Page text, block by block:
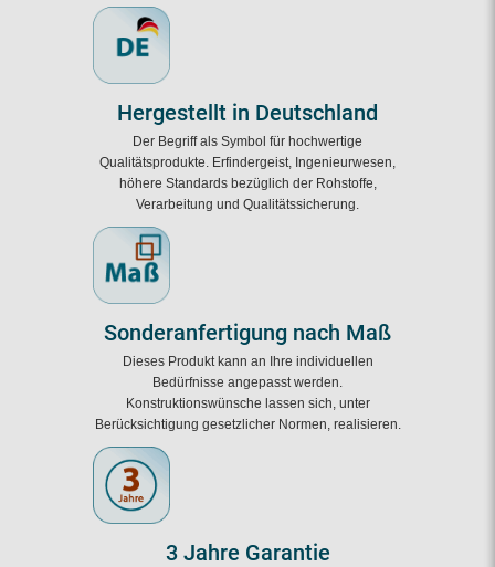
Hergestellt in Deutschland
Der Begriff als Symbol für hochwertige
Qualitätsprodukte. Erfindergeist, Ingenieurwesen,
höhere Standards bezüglich der Rohstoffe,
Verarbeitung und Qualitätssicherung.
Sonderanfertigung nach Maß
Dieses Produkt kann an Ihre individuellen
Bedürfnisse angepasst werden.
Konstruktionswünsche lassen sich, unter
Berücksichtigung gesetzlicher Normen, realisieren.
3 Jahre Garantie